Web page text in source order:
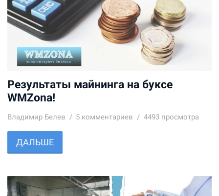
Результаты майнинга на буксе
WMZona!
Владимир Белев 5 комментариев 4493 просмотра
ДАЛЬШЕ